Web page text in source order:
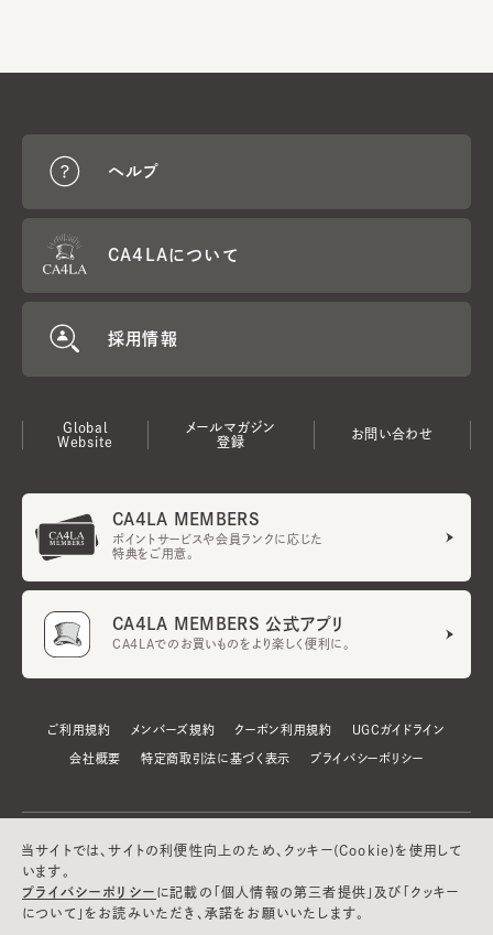
ヘルプ
CA4LAについて
採用情報
Global
Website
メールマガジン
登録
お問い合わせ
CA4LA MEMBERS
ポイントサービスや会員ランクに応じた
特典をご用意。
CA4LA MEMBERS 公式アプリ
CA4LAでのお買いものをより楽しく便利に。
ご利用規約 メンバーズ規約 クーポン利用規約 UGCガイドライン
会社概要 特定商取引法に基づく表示 プライバシーポリシー
当サイトでは、サイトの利便性向上のため、クッキー(Cookie)を使用して
います。
プライバシーポリシー に記載の「個人情報の第三者提供」及び「クッキー
について」をお読みいただき、承諾をお願いいたします。